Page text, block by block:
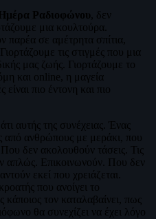
Ραδιοφώνου, δεν
μια κουλτούρα.
παρέα σε αμέτρητα σπίτια,
τις στιγμές που μια
μας ζωής. Γιορτάζουμε το
και online, η μαγεία
πιο έντονη και πιο
αυτής της συνέχειας. Ένας
από ανθρώπους με μεράκι, που
δεν ακολουθούν τάσεις. Τις
απλώς. Επικοινωνούν. Που δεν
εκεί που χρειάζεται.
που ανοίγει το
κάποιος τον καταλαβαίνει, πως
θα συνεχίζει να έχει λόγο